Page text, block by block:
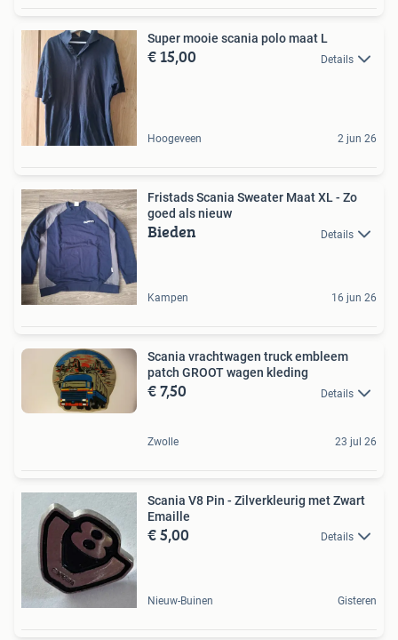
Super mooie scania polo maat L
€ 15,00 Details
Hoogeveen 2 jun 26
Fristads Scania Sweater Maat XL - Zo
goed als nieuw
Bieden Details
Kampen 16 jun 26
Scania vrachtwagen truck embleem
patch GROOT wagen kleding
€ 7,50 Details
Zwolle 23 jul 26
Scania V8 Pin - Zilverkleurig met Zwart
Emaille
€ 5,00 Details
Nieuw-Buinen Gisteren